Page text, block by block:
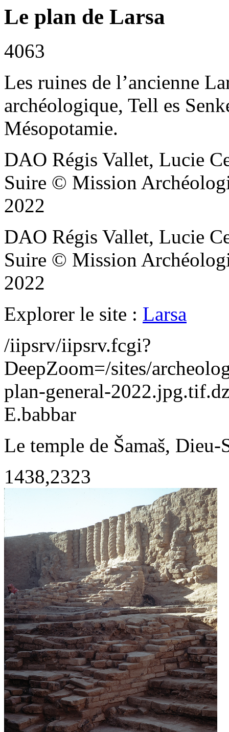
Le plan de Larsa
4063
Les ruines de l’ancienne
archéologique, Tell es
Mésopotamie.
DAO Régis Vallet, Lucie
Suire © Mission
2022
DAO Régis Vallet, Lucie
Suire © Mission
2022
Explorer le site : Larsa
/iipsrv/iipsrv.fcgi?
DeepZoom=/sites/
plan-general-
E.babbar
Le temple de Šamaš, Dieu-
1438,2323